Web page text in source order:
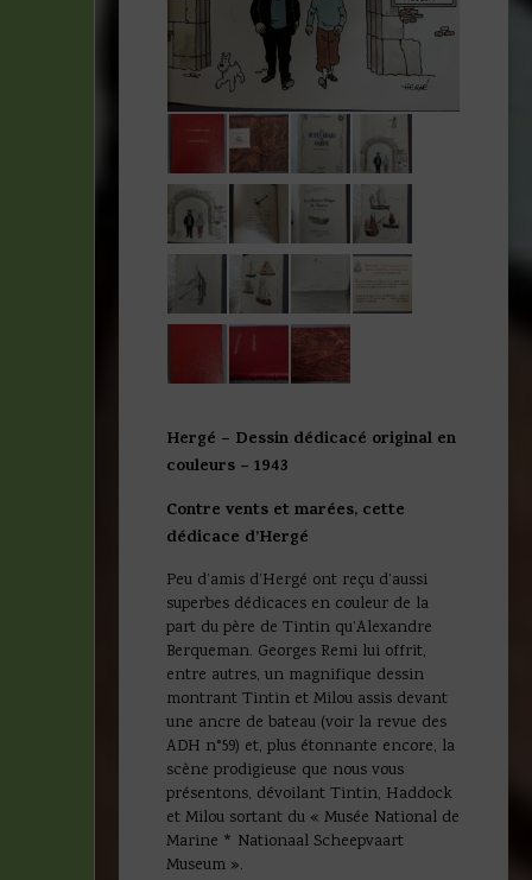
Hergé – Dessin dédicacé original en
couleurs – 1943
Contre vents et marées, cette
dédicace d’Hergé
Peu d’amis d’Hergé ont reçu d’aussi
superbes dédicaces en couleur de la
part du père de Tintin qu’Alexandre
Berqueman. Georges Remi lui offrit,
entre autres, un magnifique dessin
montrant Tintin et Milou assis devant
une ancre de bateau (voir la revue des
ADH n°59) et, plus étonnante encore, la
scène prodigieuse que nous vous
présentons, dévoilant Tintin, Haddock
et Milou sortant du « Musée National de
Marine * Nationaal Scheepvaart
Museum ».